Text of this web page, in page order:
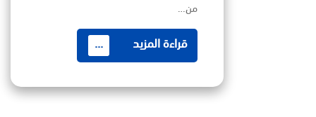
من…
قراءة المزيد ...